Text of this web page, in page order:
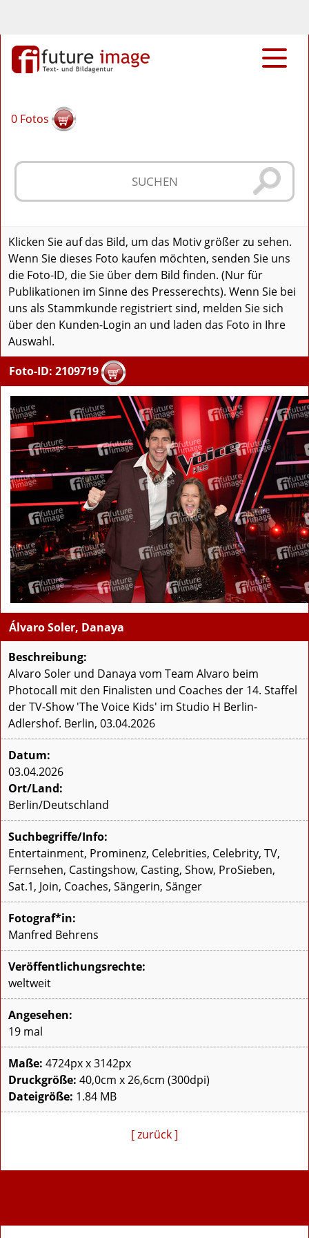
0 Fotos
Klicken Sie auf das Bild, um das Motiv größer zu sehen.
Wenn Sie dieses Foto kaufen möchten, senden Sie uns
die Foto-ID, die Sie über dem Bild finden. (Nur für
Publikationen im Sinne des Presserechts). Wenn Sie bei
uns als Stammkunde registriert sind, melden Sie sich
über den Kunden-Login an und laden das Foto in Ihre
Auswahl.
Foto-ID: 2109719
Álvaro Soler, Danaya
Beschreibung:
Alvaro Soler und Danaya vom Team Alvaro beim
Photocall mit den Finalisten und Coaches der 14. Staffel
der TV-Show 'The Voice Kids' im Studio H Berlin-
Adlershof. Berlin, 03.04.2026
Datum:
03.04.2026
Ort/Land:
Berlin/Deutschland
Suchbegriffe/Info:
Entertainment, Prominenz, Celebrities, Celebrity, TV,
Fernsehen, Castingshow, Casting, Show, ProSieben,
Sat.1, Join, Coaches, Sängerin, Sänger
Fotograf*in:
Manfred Behrens
Veröffentlichungsrechte:
weltweit
Angesehen:
19 mal
Maße: 4724px x 3142px
Druckgröße: 40,0cm x 26,6cm (300dpi)
Dateigröße: 1.84 MB
[ zurück ]